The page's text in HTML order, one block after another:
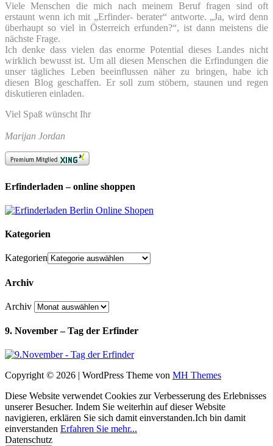
Viele Menschen die mich nach meinem Beruf fragen sind oft
erstaunt wenn ich mit „Erfinder- berater“ antworte. „Ja, wird denn
überhaupt so viel in Österreich erfunden?“, ist dann meistens die
nächste Frage.
Ich denke dass vielen das enorme Potential dieses Landes nicht
wirklich bewusst ist. Um all diesen Menschen die Erfindungen die
unser tägliches Leben beeinflussen näher zu bringen, habe ich
diesen Blog geschaffen. Er soll zum stöbern, staunen und regen
diskutieren einladen.
Viel Spaß wünscht Ihr
Marijan Jordan
Erfinderladen – online shoppen
Kategorien
Kategorien
Archiv
Archiv
9. November – Tag der Erfinder
Copyright © 2026 | WordPress Theme von MH Themes
Diese Website verwendet Cookies zur Verbesserung des Erlebnisses
unserer Besucher. Indem Sie weiterhin auf dieser Website
navigieren, erklären Sie sich damit einverstanden.Ich bin damit
einverstanden Erfahren Sie mehr...
Datenschutz